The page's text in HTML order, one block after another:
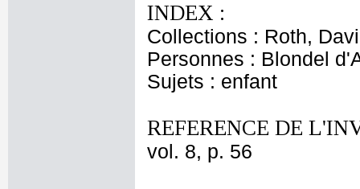
INDEX :
Collections : Roth,
Personnes : Blondel
Sujets : enfant
REFERENCE DE
vol. 8, p. 56